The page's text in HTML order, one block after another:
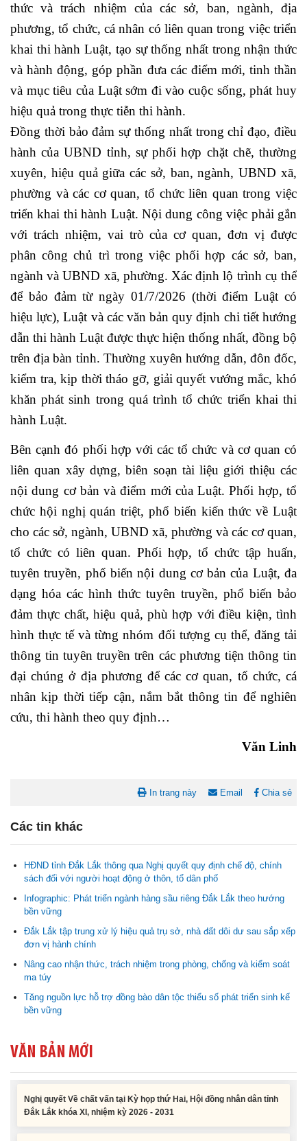
thức và trách nhiệm của các sở, ban, ngành, địa
phương, tổ chức, cá nhân có liên quan trong việc triển
khai thi hành Luật, tạo sự thống nhất trong nhận thức
và hành động, góp phần đưa các điểm mới, tinh thần
và mục tiêu của Luật sớm đi vào cuộc sống, phát huy
hiệu quả trong thực tiễn thi hành.
Đồng thời bảo đảm sự thống nhất trong chỉ đạo, điều
hành của UBND tỉnh, sự phối hợp chặt chẽ, thường
xuyên, hiệu quả giữa các sở, ban, ngành, UBND xã,
phường và các cơ quan, tổ chức liên quan trong việc
triển khai thi hành Luật. Nội dung công việc phải gắn
với trách nhiệm, vai trò của cơ quan, đơn vị được
phân công chủ trì trong việc phối hợp các sở, ban,
ngành và UBND xã, phường. Xác định lộ trình cụ thể
để bảo đảm từ ngày 01/7/2026 (thời điểm Luật có
hiệu lực), Luật và các văn bản quy định chi tiết hướng
dẫn thi hành Luật được thực hiện thống nhất, đồng bộ
trên địa bàn tỉnh. Thường xuyên hướng dẫn, đôn đốc,
kiểm tra, kịp thời tháo gỡ, giải quyết vướng mắc, khó
khăn phát sinh trong quá trình tổ chức triển khai thi
hành Luật.
Bên cạnh đó phối hợp với các tổ chức và cơ quan có
liên quan xây dựng, biên soạn tài liệu giới thiệu các
nội dung cơ bản và điểm mới của Luật. Phối hợp, tổ
chức hội nghị quán triệt, phổ biến kiến thức về Luật
cho các sở, ngành, UBND xã, phường và các cơ quan,
tổ chức có liên quan. Phối hợp, tổ chức tập huấn,
tuyên truyền, phổ biến nội dung cơ bản của Luật, đa
dạng hóa các hình thức tuyên truyền, phổ biến bảo
đảm thực chất, hiệu quả, phù hợp với điều kiện, tình
hình thực tế và từng nhóm đối tượng cụ thể, đăng tải
thông tin tuyên truyền trên các phương tiện thông tin
đại chúng ở địa phương để các cơ quan, tổ chức, cá
nhân kịp thời tiếp cận, nắm bắt thông tin để nghiên
cứu, thi hành theo quy định…
Văn Linh
In trang này Email Chia sẻ
Các tin khác
HĐND tỉnh Đắk Lắk thông qua Nghị quyết quy định chế độ, chính
sách đối với người hoạt động ở thôn, tổ dân phố
Infographic: Phát triển ngành hàng sầu riêng Đắk Lắk theo hướng
bền vững
Đắk Lắk tập trung xử lý hiệu quả trụ sở, nhà đất dôi dư sau sắp xếp
đơn vị hành chính
Nâng cao nhận thức, trách nhiệm trong phòng, chống và kiểm soát
ma túy
Tăng nguồn lực hỗ trợ đồng bào dân tộc thiểu số phát triển sinh kế
bền vững
VĂN BẢN MỚI
Nghị quyết Cho ý kiến về cam kết bố trí nguồn vốn đối ứng ngân
sách địa phương để thực hiện Dự án Xây dựng Trụ sở làm...
Nghị quyết về việc phân bổ kế hoạch vốn đầu tư phát triển được
phép kéo dài thời gian sang năm 2026 thực hiện và giải...
công năm 2026 nguồn vốn ngân sách địa phương (đợt 2)
Đắk Lắk khóa XI, nhiệm kỳ 2026 - 2031